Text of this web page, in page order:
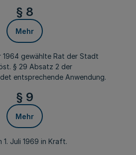
§ 8
Mehr
1964 gewählte Rat der Stadt
§ 29 Absatz 2 der
entsprechende Anwendung.
§ 9
Mehr
Juli 1969 in Kraft.